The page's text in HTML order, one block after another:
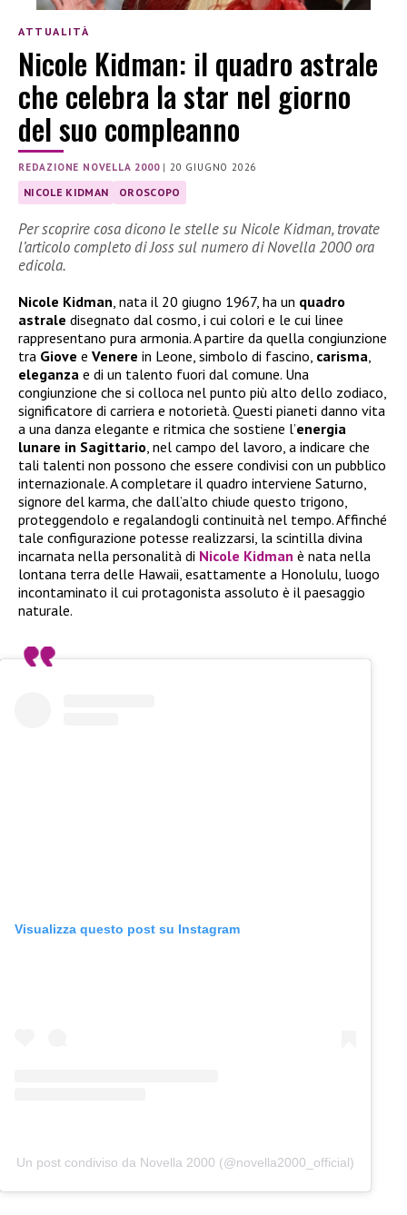
ATTUALITÀ
Nicole Kidman: il quadro astrale
che celebra la star nel giorno
del suo compleanno
REDAZIONE NOVELLA 2000|20 GIUGNO 2026
NICOLE KIDMAN OROSCOPO
Per scoprire cosa dicono le stelle su Nicole Kidman, trovate
l’articolo completo di Joss sul numero di Novella 2000 ora
edicola.
Nicole Kidman , nata il 20 giugno 1967, ha un quadro
astrale disegnato dal cosmo, i cui colori e le cui linee
rappresentano pura armonia. A partire da quella congiunzione
tra Giove e Venere in Leone, simbolo di fascino, carisma
eleganza e di un talento fuori dal comune. Una
congiunzione che si colloca nel punto più alto dello zodiaco,
significatore di carriera e notorietà. Questi pianeti danno vita
a una danza elegante e ritmica che sostiene l’energia
lunare in Sagittario , nel campo del lavoro, a indicare che
tali talenti non possono che essere condivisi con un pubblico
internazionale. A completare il quadro interviene Saturno,
signore del karma, che dall’alto chiude questo trigono,
proteggendolo e regalandogli continuità nel tempo. Affinché
tale configurazione potesse realizzarsi, la scintilla divina
incarnata nella personalità di Nicole Kidman è nata nella
lontana terra delle Hawaii, esattamente a Honolulu, luogo
incontaminato il cui protagonista assoluto è il paesaggio
naturale.
Visualizza questo post su Instagram
Un post condiviso da Novella 2000 (@novella2000_official)